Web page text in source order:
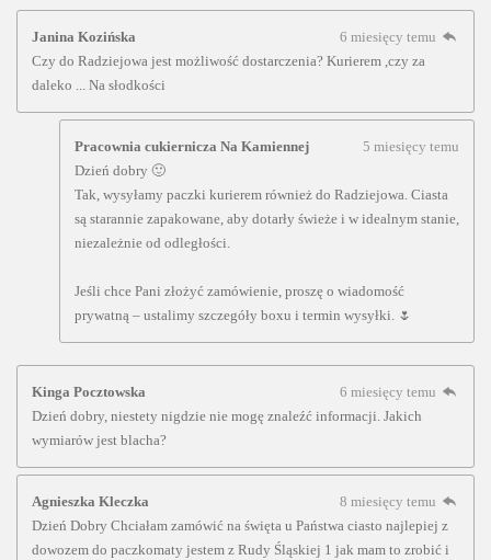
Janina Kozińska
6 miesięcy temu
Czy do Radziejowa jest możliwość dostarczenia? Kurierem ,czy za
daleko ... Na słodkości
Pracownia cukiernicza Na Kamiennej
5 miesięcy temu
Dzień dobry 🙂
Tak, wysyłamy paczki kurierem również do Radziejowa. Ciasta
są starannie zapakowane, aby dotarły świeże i w idealnym stanie,
niezależnie od odległości.
Jeśli chce Pani złożyć zamówienie, proszę o wiadomość
prywatną – ustalimy szczegóły boxu i termin wysyłki. 🌷
Kinga Pocztowska
6 miesięcy temu
Dzień dobry, niestety nigdzie nie mogę znaleźć informacji. Jakich
wymiarów jest blacha?
Agnieszka Kleczka
8 miesięcy temu
Dzień Dobry Chciałam zamówić na święta u Państwa ciasto najlepiej z
dowozem do paczkomaty jestem z Rudy Śląskiej 1 jak mam to zrobić i